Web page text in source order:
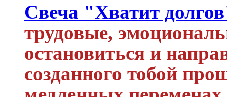
Свеча "Хватит
трудовые,
остановиться и
созданного тобой